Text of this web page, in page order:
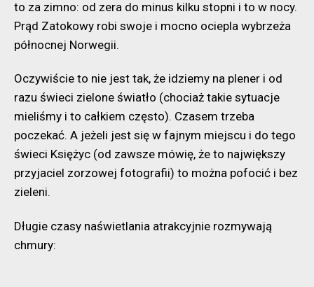
to za zimno: od zera do minus kilku stopni i to w nocy.
Prąd Zatokowy robi swoje i mocno ociepla wybrzeża
północnej Norwegii.
Oczywiście to nie jest tak, że idziemy na plener i od
razu świeci zielone światło (chociaż takie sytuacje
mieliśmy i to całkiem często). Czasem trzeba
poczekać. A jeżeli jest się w fajnym miejscu i do tego
świeci Księżyc (od zawsze mówię, że to największy
przyjaciel zorzowej fotografii) to można pofocić i bez
zieleni.
Długie czasy naświetlania atrakcyjnie rozmywają
chmury: